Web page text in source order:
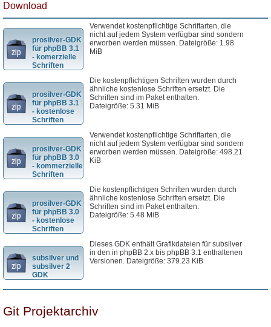
Download
prosilver-GDK
für phpBB 3.1
- komerzielle
Schriften
Verwendet kostenpflichtige Schriftarten, die
nicht auf jedem System verfügbar sind sondern
erworben werden müssen. Dateigröße: 1.98
MiB
prosilver-GDK
für phpBB 3.1
- kostenlose
Schriften
Die kostenpflichtigen Schriften wurden durch
ähnliche kostenlose Schriften ersetzt. Die
Schriften sind im Paket enthalten.
Dateigröße: 5.31 MiB
prosilver-GDK
für phpBB 3.0
- kommerzielle
Schriften
Verwendet kostenpflichtige Schriftarten, die
nicht auf jedem System verfügbar sind sondern
erworben werden müssen. Dateigröße: 498.21
KiB
prosilver-GDK
für phpBB 3.0
- kostenlose
Schriften
Die kostenpflichtigen Schriften wurden durch
ähnliche kostenlose Schriften ersetzt. Die
Schriften sind im Paket enthalten.
Dateigröße: 5.48 MiB
subsilver und
subsilver 2
GDK
Dieses GDK enthält Grafikdateien für subsilver
in den in phpBB 2.x bis phpBB 3.1 enthaltenen
Versionen. Dateigröße: 379.23 KiB
Git Projektarchiv